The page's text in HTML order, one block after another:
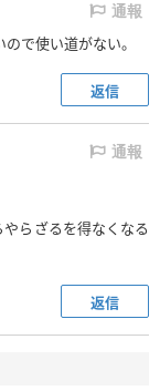
通報
で使い道がない。
返信
通報
らざるを得なくなる
返信